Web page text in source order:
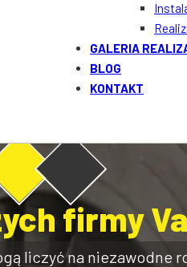
GALERIA
BLOG
KONTAKT
firmy
liczyć na niezawodne